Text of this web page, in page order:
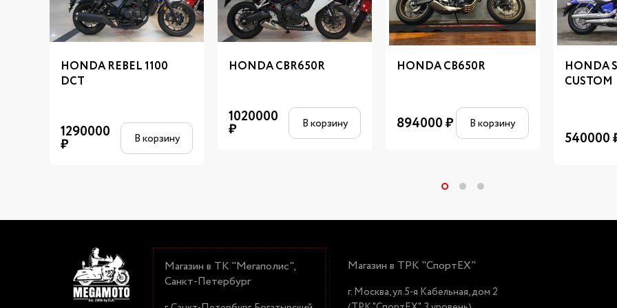
HONDA REBEL 1100
DCT
1290000
₽ В корзину
HONDA CBR650R
1020000
₽ В корзину
HONDA CB650R
894000₽ В корзину
HONDA
CUSTOM
540000
Магазин в ТК "Мегаполис",
Санкт-Петербург
Магазин в ТРК "СпортЕХ"
г. Москва, ул.5-я Кабельная, дом 2